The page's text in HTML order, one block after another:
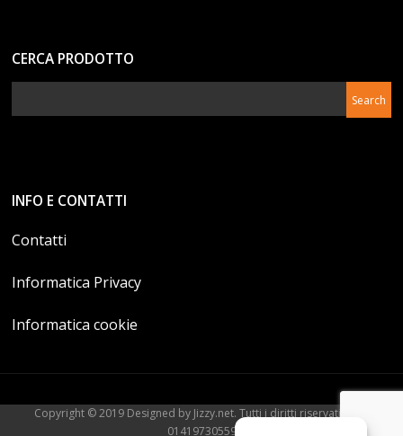
CERCA PRODOTTO
INFO E CONTATTI
Contatti
Informatica Privacy
Informatica cookie
Copyright © 2019 Designed by Jizzy.net. Tutti i diritti riservati. P.Iva
01419730559